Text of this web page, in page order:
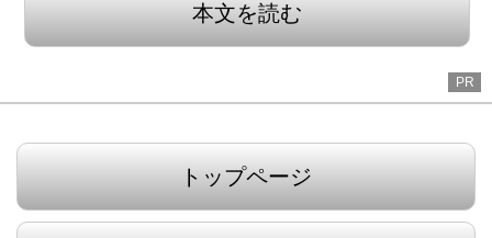
本文を読む
PR
トップページ